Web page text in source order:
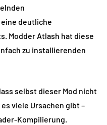
deutliche
Modder Atlash hat diese
zu installierenden
selbst dieser Mod nicht
viele Ursachen gibt –
Kompilierung.